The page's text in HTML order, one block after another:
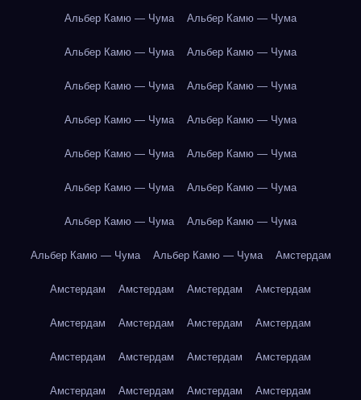
Альбер Камю — Чума Альбер Камю — Чума
Альбер Камю — Чума Альбер Камю — Чума
Альбер Камю — Чума Альбер Камю — Чума
Альбер Камю — Чума Альбер Камю — Чума
Альбер Камю — Чума Альбер Камю — Чума
Альбер Камю — Чума Альбер Камю — Чума
Альбер Камю — Чума Альбер Камю — Чума
Альбер Камю — Чума Альбер Камю — Чума Амстердам
Амстердам Амстердам Амстердам Амстердам
Амстердам Амстердам Амстердам Амстердам
Амстердам Амстердам Амстердам Амстердам
Амстердам Амстердам Амстердам Амстердам